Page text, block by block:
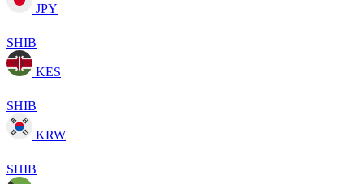
JPY
SHIB
KES
SHIB
KRW
SHIB